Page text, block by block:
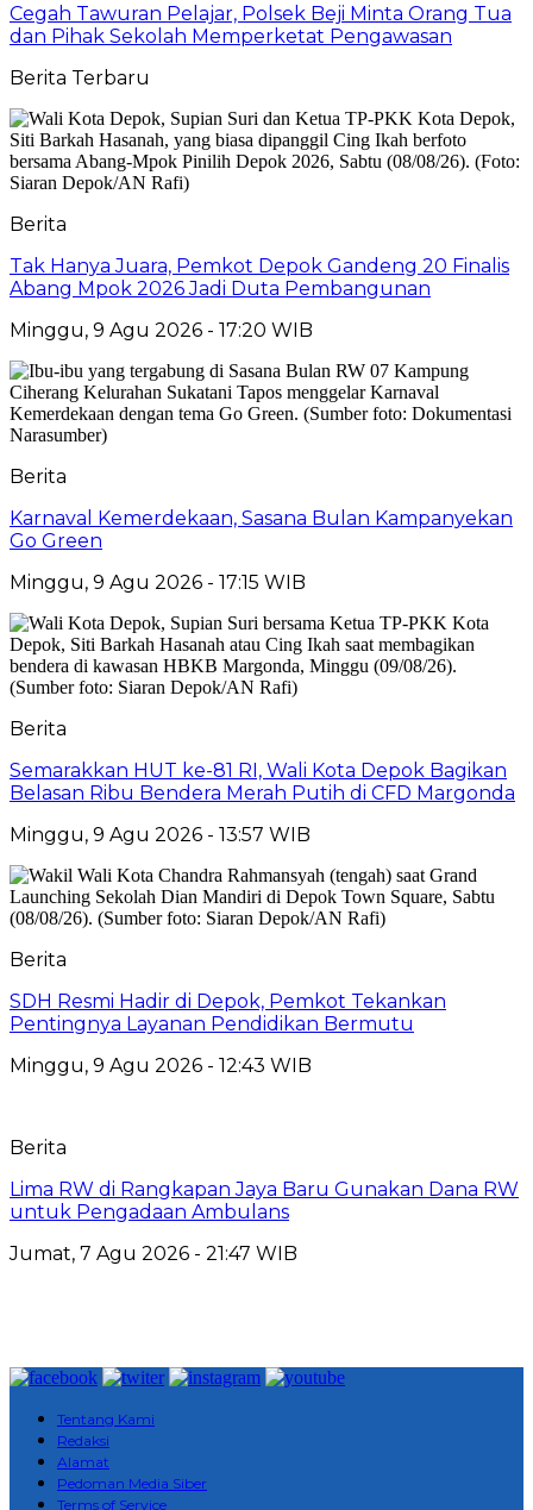
Cegah Tawuran Pelajar, Polsek Beji Minta Orang Tua
dan Pihak Sekolah Memperketat Pengawasan
Berita Terbaru
Berita
Tak Hanya Juara, Pemkot Depok Gandeng 20 Finalis
Abang Mpok 2026 Jadi Duta Pembangunan
Minggu, 9 Agu 2026 - 17:20 WIB
Berita
Karnaval Kemerdekaan, Sasana Bulan Kampanyekan
Go Green
Minggu, 9 Agu 2026 - 17:15 WIB
Berita
Semarakkan HUT ke-81 RI, Wali Kota Depok Bagikan
Belasan Ribu Bendera Merah Putih di CFD Margonda
Minggu, 9 Agu 2026 - 13:57 WIB
Berita
SDH Resmi Hadir di Depok, Pemkot Tekankan
Pentingnya Layanan Pendidikan Bermutu
Minggu, 9 Agu 2026 - 12:43 WIB
Berita
Lima RW di Rangkapan Jaya Baru Gunakan Dana RW
untuk Pengadaan Ambulans
Jumat, 7 Agu 2026 - 21:47 WIB
Tentang Kami
Redaksi
Alamat
Pedoman Media Siber
Terms of Service